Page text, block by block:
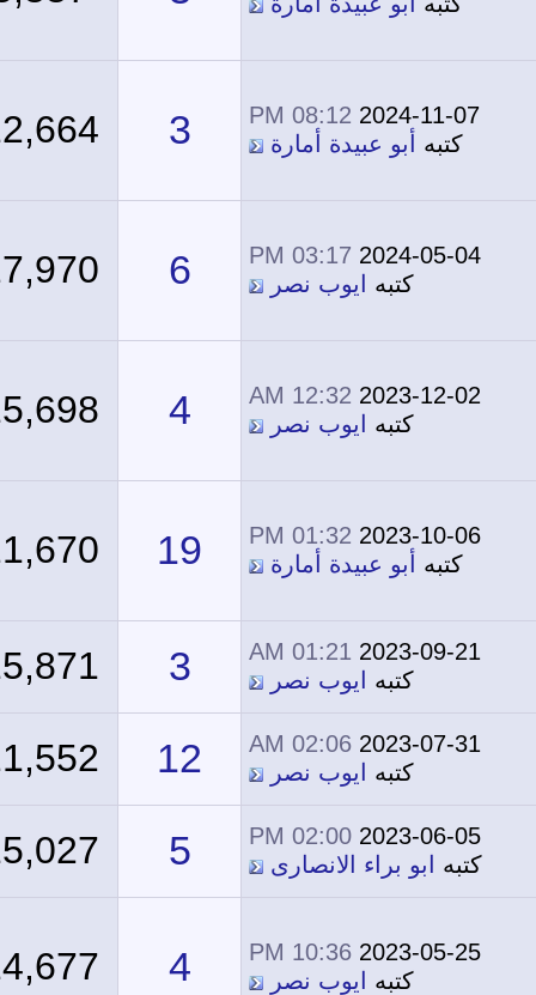
2024-11-07
08:12 PM
كتبهأبو عبيدة أمارة 12,664
2024-05-04
03:17 PM
كتبهايوب نصر 27,970
2023-12-02
12:32 AM
كتبهايوب نصر 15,698
2023-10-06
01:32 PM
كتبهأبو عبيدة أمارة 19
21,670
2023-09-21
01:21 AM
كتبهايوب نصر 15,871
2023-07-31
02:06 AM
كتبهايوب نصر 12
21,552
2023-06-05
02:00 PM
كتبهابو براء الانصارى 15,027
2023-05-25
10:36 PM
كتبهايوب نصر 14,677